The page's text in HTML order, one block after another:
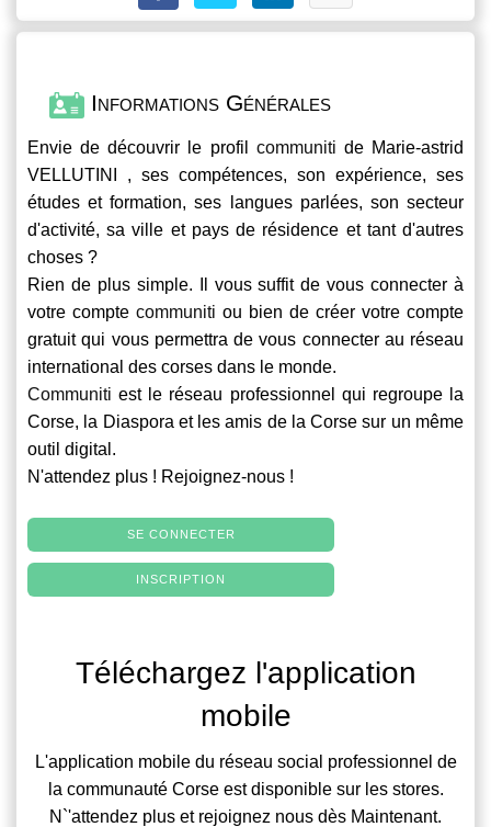
Informations Générales
Envie de découvrir le profil communiti de Marie-astrid
VELLUTINI , ses compétences, son expérience, ses
études et formation, ses langues parlées, son secteur
d'activité, sa ville et pays de résidence et tant d'autres
choses ?
Rien de plus simple. Il vous suffit de vous connecter à
votre compte communiti ou bien de créer votre compte
gratuit qui vous permettra de vous connecter au réseau
international des corses dans le monde.
Communiti est le réseau professionnel qui regroupe la
Corse, la Diaspora et les amis de la Corse sur un même
outil digital.
N'attendez plus ! Rejoignez-nous !
SE CONNECTER
INSCRIPTION
Téléchargez l'application
mobile
L'application mobile du réseau social professionnel de
la communauté Corse est disponible sur les stores.
N`'attendez plus et rejoignez nous dès Maintenant.